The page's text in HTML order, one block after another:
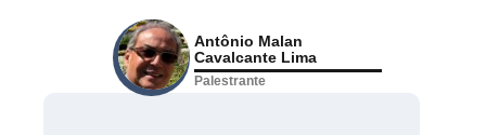
Antônio Malan
Cavalcante Lima
Palestrante